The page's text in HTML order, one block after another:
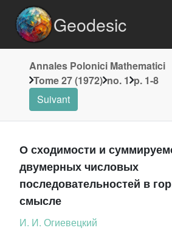
Geodesic
Annales Polonici Mathematici
Tome 27 (1972) no. 1 p. 1-8
Suivant
О сходимости и
двумерных числовых
последовательностей в
смысле
И. И. Огиевецкий